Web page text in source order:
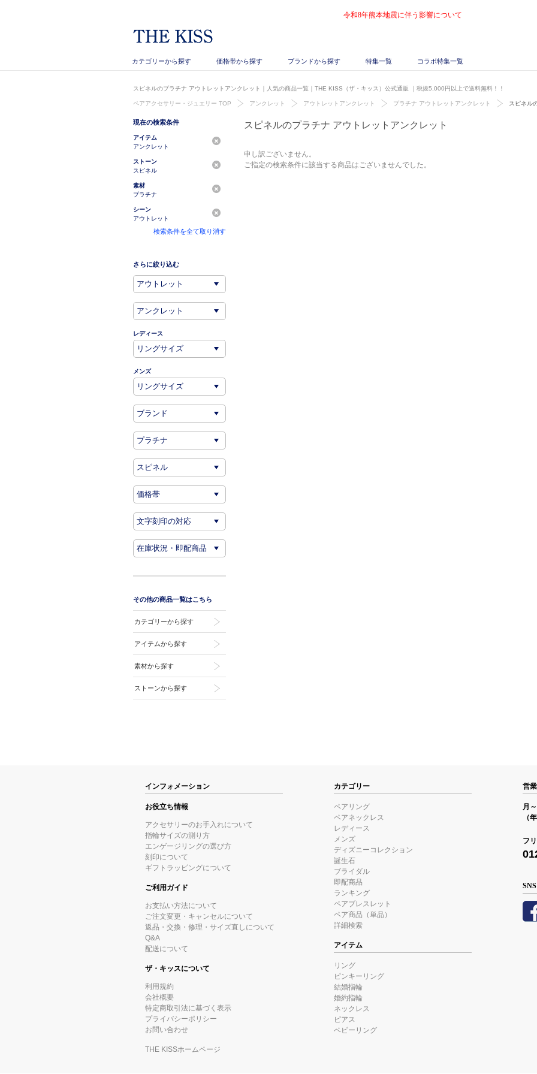
令和8年熊本地震に伴う影響について
カテゴリーから探す 価格帯から探す ブランドから探す 特集一覧 コラボ特集一覧
スピネルのプラチナ アウトレットアンクレット｜人気の商品一覧｜THE KISS（ザ・キッス）公式通販 ｜税抜5,000円以上で送料無料！！
ペアアクセサリー・ジュエリー TOP アンクレット アウトレットアンクレット プラチナ アウトレットアンクレット スピネル
スピネルのプラチナ アウトレットアンクレット
申し訳ございません。
ご指定の検索条件に該当する商品はございませんでした。
現在の検索条件
アイテム
アンクレット
ストーン
スピネル
素材
プラチナ
シーン
アウトレット
検索条件を全て取り消す
さらに絞り込む
レディース
メンズ
その他の商品一覧はこちら
カテゴリーから探す
アイテムから探す
素材から探す
ストーンから探す
インフォメーション
お役立ち情報
アクセサリーのお手入れについて
指輪サイズの測り方
エンゲージリングの選び方
刻印について
ギフトラッピングについて
ご利用ガイド
お支払い方法について
ご注文変更・キャンセルについて
返品・交換・修理・サイズ直しについて
Q&A
配送について
ザ・キッスについて
利用規約
会社概要
特定商取引法に基づく表示
プライバシーポリシー
お問い合わせ
THE KISSホームページ
カテゴリー
ペアリング
ペアネックレス
レディース
メンズ
ディズニーコレクション
誕生石
ブライダル
即配商品
ランキング
ペアブレスレット
ペア商品（単品）
詳細検索
アイテム
リング
ピンキーリング
結婚指輪
婚約指輪
ネックレス
ピアス
ベビーリング
営
月
（
フ
SNS